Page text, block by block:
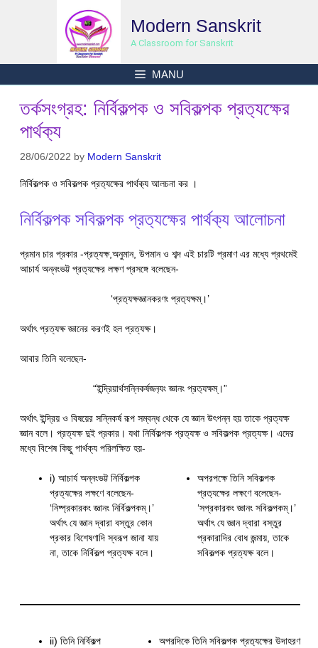
Modern Sanskrit
A Classroom for Sanskrit
MANU
তর্কসংগ্রহ: নির্বিকল্পক ও সবিকল্পক প্রত‍্যক্ষের
পার্থক‍্য
28/06/2022 by Modern Sanskrit
নির্বিকল্পক ও সবিকল্পক প্রত‍্যক্ষের পার্থক‍্য আলচনা কর ।
নির্বিকল্পক সবিকল্পক প্রত‍্যক্ষের পার্থক‍্য আলোচনা
প্রমান চার প্রকার -প্রত্যক্ষ,অনুমান, উপমান ও শব্দ এই চারটি প্রমাণ এর মধ্যে প্রথমেই
আচার্য অন্নংভট্ট প্রত্যক্ষের লক্ষণ প্রসঙ্গে বলেছেন-
‘প্রত‍্যক্ষজ্ঞানকরণং প্রত‍্যক্ষম্।’
অর্থাৎ প্রত্যক্ষ জ্ঞানের করণই হল প্রত্যক্ষ।
আবার তিনি বলেছেন-
“ইন্দ্রিয়ার্থসন্নিকর্ষজন‍্যং জ্ঞানং প্রত‍্যক্ষম্।”
অর্থাৎ ইন্দ্রিয় ও বিষয়ের সন্নিকর্ষ রূপ সম্বন্ধ থেকে যে জ্ঞান উৎপন্ন হয় তাকে প্রত্যক্ষ
জ্ঞান বলে। প্রত্যক্ষ দুই প্রকার। যথা নির্বিকল্পক প্রত্যক্ষ ও সবিকল্পক প্রত্যক্ষ। এদের
মধ্যে বিশেষ কিছু পার্থক্য পরিলক্ষিত হয়-
i) আচার্য অন্নংভট্ট নির্বিকল্পক
প্রত্যক্ষের লক্ষণে বলেছেন-
‘নিষ্প্রকারকং জ্ঞানং নির্বিকল্পকম্।’
অর্থাৎ যে জ্ঞান দ্বারা বস্তুর কোন
প্রকার বিশেষণাদি স্বরূপ জানা যায়
না, তাকে নির্বিকল্প প্রত্যক্ষ বলে।
অপরপক্ষে তিনি সবিকল্পক
প্রত‍্যক্ষের লক্ষণে বলেছেন-
‘সপ্রকারকং জ্ঞানং সবিকল্পকম্।’
অর্থাৎ যে জ্ঞান দ্বারা বস্তুর
প্রকারাদির বোধ জন্মায়, তাকে
সবিকল্পক প্রত্যক্ষ বলে।
ii) তিনি নির্বিকল্প
অপরদিকে তিনি সবিকল্পক প্রত‍্যক্ষের উদাহরণ